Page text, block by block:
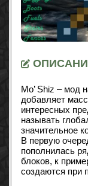
Mo’ Shiz – мод
добавляет
интересных
называть
значительное
В первую
пополнилась
блоков, к
создаются при